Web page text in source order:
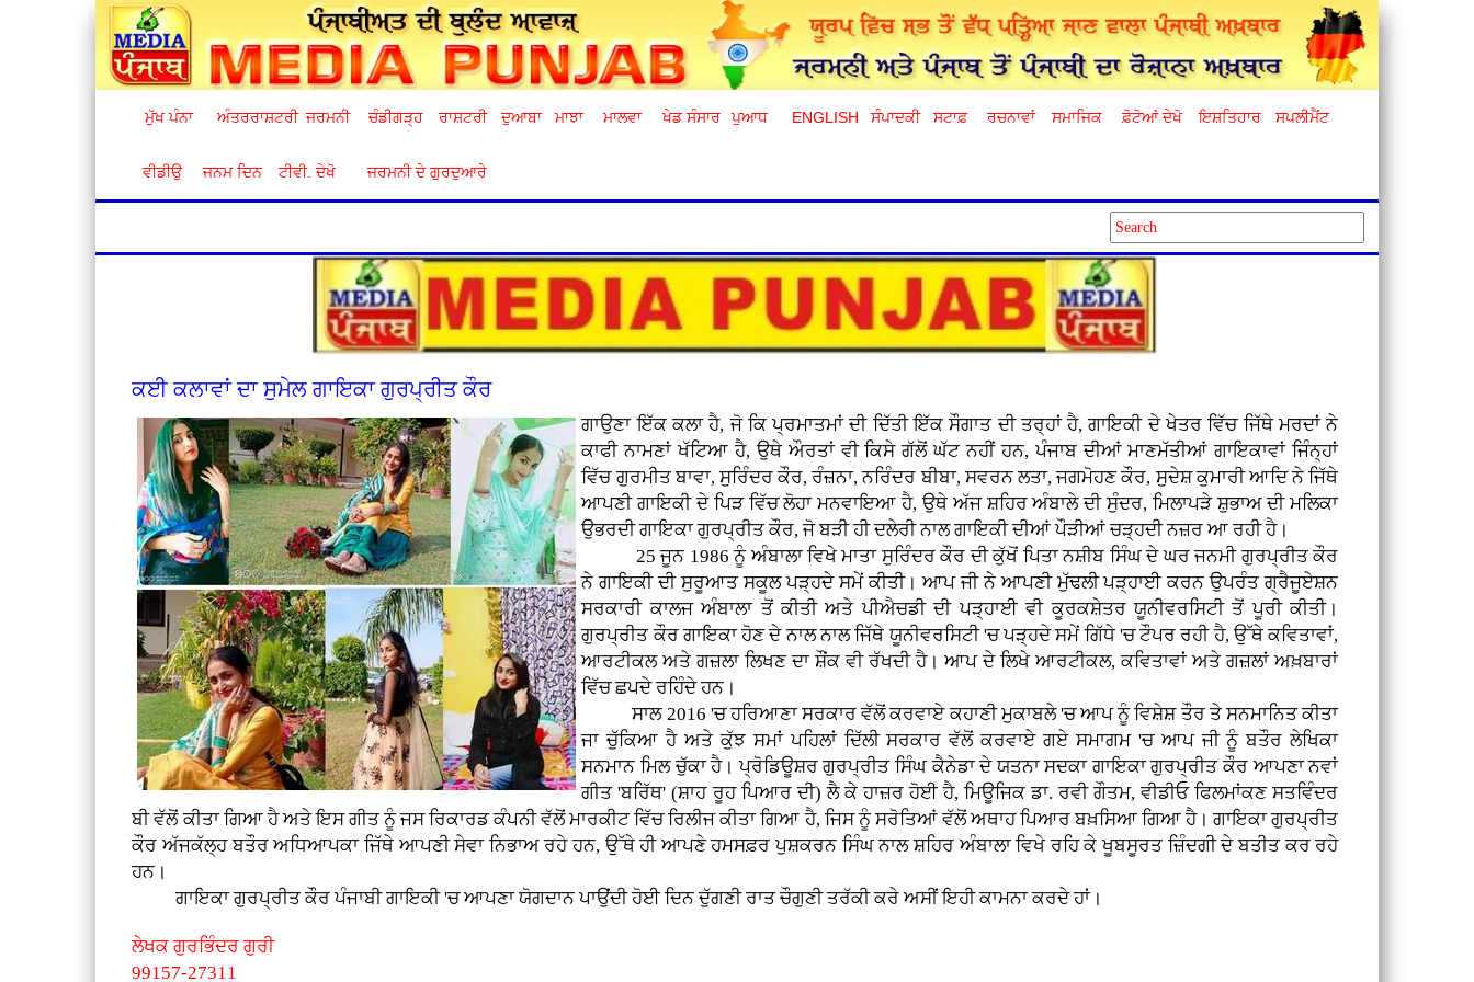
ਮੁੱਖ ਪੰਨਾ ਅੰਤਰਰਾਸ਼ਟਰੀ ਜਰਮਨੀ ਚੰਡੀਗੜ੍ਹ ਰਾਸ਼ਟਰੀ ਦੁਆਬਾ ਮਾਝਾ ਮਾਲਵਾ ਖੇਡ ਸੰਸਾਰ ਪੁਆਧ ENGLISH ਸੰਪਾਦਕੀ ਸਟਾਫ਼ ਰਚਨਾਵਾਂ ਸਮਾਜਿਕ ਫ਼ੋਟੋਆਂ ਦੇਖੋ ਇਸ਼ਤਿਹਾਰ ਸਪਲੀਮੈਂਟ
ਵੀਡੀਉ ਜਨਮ ਦਿਨ ਟੀਵੀ. ਦੇਖੋ ਜਰਮਨੀ ਦੇ ਗੁਰਦੁਆਰੇ
ਕਈ ਕਲਾਵਾਂ ਦਾ ਸੁਮੇਲ ਗਾਇਕਾ ਗੁਰਪ੍ਰੀਤ ਕੌਰ
ਗਾਉਣਾ ਇੱਕ ਕਲਾ ਹੈ, ਜੋ ਕਿ ਪ੍ਰਮਾਤਮਾਂ ਦੀ ਦਿੱਤੀ ਇੱਕ ਸੌਗਾਤ ਦੀ ਤਰ੍ਹਾਂ ਹੈ, ਗਾਇਕੀ ਦੇ ਖੇਤਰ ਵਿੱਚ ਜਿੱਥੇ ਮਰਦਾਂ ਨੇ
ਕਾਫੀ ਨਾਮਣਾਂ ਖੱਟਿਆ ਹੈ, ਉਥੇ ਔਰਤਾਂ ਵੀ ਕਿਸੇ ਗੱਲੋਂ ਘੱਟ ਨਹੀਂ ਹਨ, ਪੰਜਾਬ ਦੀਆਂ ਮਾਣਮੱਤੀਆਂ ਗਾਇਕਾਵਾਂ ਜਿੰਨ੍ਹਾਂ
ਵਿੱਚ ਗੁਰਮੀਤ ਬਾਵਾ, ਸੁਰਿੰਦਰ ਕੌਰ, ਰੰਜ਼ਨਾ, ਨਰਿੰਦਰ ਬੀਬਾ, ਸਵਰਨ ਲਤਾ, ਜਗਮੋਹਣ ਕੌਰ, ਸੁਦੇਸ਼ ਕੁਮਾਰੀ ਆਦਿ ਨੇ ਜਿੱਥੇ
ਆਪਣੀ ਗਾਇਕੀ ਦੇ ਪਿੜ ਵਿੱਚ ਲੋਹਾ ਮਨਵਾਇਆ ਹੈ, ਉਥੇ ਅੱਜ ਸ਼ਹਿਰ ਅੰਬਾਲੇ ਦੀ ਸੁੰਦਰ, ਮਿਲਾਪੜੇ ਸ਼ੁਭਾਅ ਦੀ ਮਲਿਕਾ
ਉਭਰਦੀ ਗਾਇਕਾ ਗੁਰਪ੍ਰੀਤ ਕੌਰ, ਜੋ ਬੜੀ ਹੀ ਦਲੇਰੀ ਨਾਲ ਗਾਇਕੀ ਦੀਆਂ ਪੌੜੀਆਂ ਚੜ੍ਹਦੀ ਨਜ਼ਰ ਆ ਰਹੀ ਹੈ।
25 ਜੂਨ 1986 ਨੂੰ ਅੰਬਾਲਾ ਵਿਖੇ ਮਾਤਾ ਸੁਰਿੰਦਰ ਕੌਰ ਦੀ ਕੁੱਖੋਂ ਪਿਤਾ ਨਸ਼ੀਬ ਸਿੰਘ ਦੇ ਘਰ ਜਨਮੀ ਗੁਰਪ੍ਰੀਤ ਕੌਰ
ਨੇ ਗਾਇਕੀ ਦੀ ਸੁਰੂਆਤ ਸਕੂਲ ਪੜ੍ਹਦੇ ਸਮੇਂ ਕੀਤੀ। ਆਪ ਜੀ ਨੇ ਆਪਣੀ ਮੁੱਢਲੀ ਪੜ੍ਹਾਈ ਕਰਨ ਉਪਰੰਤ ਗ੍ਰੈਜੂਏਸ਼ਨ
ਸਰਕਾਰੀ ਕਾਲਜ ਅੰਬਾਲਾ ਤੋਂ ਕੀਤੀ ਅਤੇ ਪੀਐਚਡੀ ਦੀ ਪੜ੍ਹਾਈ ਵੀ ਕੂਰਕਸ਼ੇਤਰ ਯੂਨੀਵਰਸਿਟੀ ਤੋਂ ਪੂਰੀ ਕੀਤੀ।
ਗੁਰਪ੍ਰੀਤ ਕੌਰ ਗਾਇਕਾ ਹੋਣ ਦੇ ਨਾਲ ਨਾਲ ਜਿੱਥੇ ਯੂਨੀਵਰਸਿਟੀ 'ਚ ਪੜ੍ਹਦੇ ਸਮੇਂ ਗਿੱਧੇ 'ਚ ਟੌਪਰ ਰਹੀ ਹੈ, ਉੱਥੇ ਕਵਿਤਾਵਾਂ,
ਆਰਟੀਕਲ ਅਤੇ ਗਜ਼ਲਾ ਲਿਖਣ ਦਾ ਸ਼ੌਂਕ ਵੀ ਰੱਖਦੀ ਹੈ। ਆਪ ਦੇ ਲਿਖੇ ਆਰਟੀਕਲ, ਕਵਿਤਾਵਾਂ ਅਤੇ ਗਜ਼ਲਾਂ ਅਖ਼ਬਾਰਾਂ
ਵਿੱਚ ਛਪਦੇ ਰਹਿੰਦੇ ਹਨ।
ਸਾਲ 2016 'ਚ ਹਰਿਆਣਾ ਸਰਕਾਰ ਵੱਲੋਂ ਕਰਵਾਏ ਕਹਾਣੀ ਮੁਕਾਬਲੇ 'ਚ ਆਪ ਨੂੰ ਵਿਸ਼ੇਸ਼ ਤੌਰ ਤੇ ਸਨਮਾਨਿਤ ਕੀਤਾ
ਜਾ ਚੁੱਕਿਆ ਹੈ ਅਤੇ ਕੁੱਝ ਸਮਾਂ ਪਹਿਲਾਂ ਦਿੱਲੀ ਸਰਕਾਰ ਵੱਲੋਂ ਕਰਵਾਏ ਗਏ ਸਮਾਗਮ 'ਚ ਆਪ ਜੀ ਨੂੰ ਬਤੌਰ ਲੇਖਿਕਾ
ਸਨਮਾਨ ਮਿਲ ਚੁੱਕਾ ਹੈ। ਪ੍ਰੋਡਿਊਸ਼ਰ ਗੁਰਪ੍ਰੀਤ ਸਿੰਘ ਕੈਨੇਡਾ ਦੇ ਯਤਨਾ ਸਦਕਾ ਗਾਇਕਾ ਗੁਰਪ੍ਰੀਤ ਕੌਰ ਆਪਣਾ ਨਵਾਂ
ਗੀਤ 'ਬਰਿੱਥ' (ਸ਼ਾਹ ਰੂਹ ਪਿਆਰ ਦੀ) ਲੈ ਕੇ ਹਾਜ਼ਰ ਹੋਈ ਹੈ, ਮਿਊਜਿਕ ਡਾ. ਰਵੀ ਗੌਤਮ, ਵੀਡੀਓ ਫਿਲਮਾਂਕਣ ਸਤਵਿੰਦਰ
ਬੀ ਵੱਲੋਂ ਕੀਤਾ ਗਿਆ ਹੈ ਅਤੇ ਇਸ ਗੀਤ ਨੂੰ ਜਸ ਰਿਕਾਰਡ ਕੰਪਨੀ ਵੱਲੋਂ ਮਾਰਕੀਟ ਵਿੱਚ ਰਿਲੀਜ ਕੀਤਾ ਗਿਆ ਹੈ, ਜਿਸ ਨੂੰ ਸਰੋਤਿਆਂ ਵੱਲੋਂ ਅਥਾਹ ਪਿਆਰ ਬਖ਼ਸਿਆ ਗਿਆ ਹੈ। ਗਾਇਕਾ ਗੁਰਪ੍ਰੀਤ
ਕੌਰ ਅੱਜਕੱਲ੍ਹ ਬਤੌਰ ਅਧਿਆਪਕਾ ਜਿੱਥੇ ਆਪਣੀ ਸੇਵਾ ਨਿਭਾਅ ਰਹੇ ਹਨ, ਉੱਥੇ ਹੀ ਆਪਣੇ ਹਮਸਫ਼ਰ ਪੁਸ਼ਕਰਨ ਸਿੰਘ ਨਾਲ ਸ਼ਹਿਰ ਅੰਬਾਲਾ ਵਿਖੇ ਰਹਿ ਕੇ ਖੂਬਸੂਰਤ ਜ਼ਿੰਦਗੀ ਦੇ ਬਤੀਤ ਕਰ ਰਹੇ
ਹਨ।
ਗਾਇਕਾ ਗੁਰਪ੍ਰੀਤ ਕੌਰ ਪੰਜਾਬੀ ਗਾਇਕੀ 'ਚ ਆਪਣਾ ਯੋਗਦਾਨ ਪਾਉਂਦੀ ਹੋਈ ਦਿਨ ਦੁੱਗਣੀ ਰਾਤ ਚੌਗੁਣੀ ਤਰੱਕੀ ਕਰੇ ਅਸੀਂ ਇਹੀ ਕਾਮਨਾ ਕਰਦੇ ਹਾਂ।
ਲੇਖਕ ਗੁਰਭਿੰਦਰ ਗੁਰੀ
99157-27311